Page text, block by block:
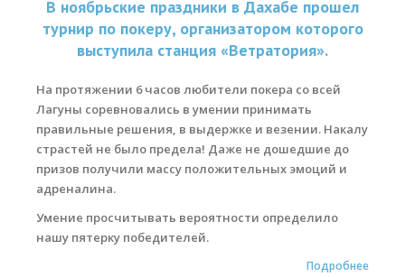
Места катания
Ветратория Россия
Ветратория.Египет
Обучение виндсерфингу
В ноябрьские праздники в Дахабе прошел
турнир по покеру, организатором которого
выступила станция «Ветратория».
На протяжении 6 часов любители покера со всей
Лагуны соревновались в умении принимать
правильные решения, в выдержке и везении. Накалу
страстей не было предела! Даже не дошедшие до
призов получили массу положительных эмоций и
адреналина.
Умение просчитывать вероятности определило
нашу пятерку победителей.
Подробнее